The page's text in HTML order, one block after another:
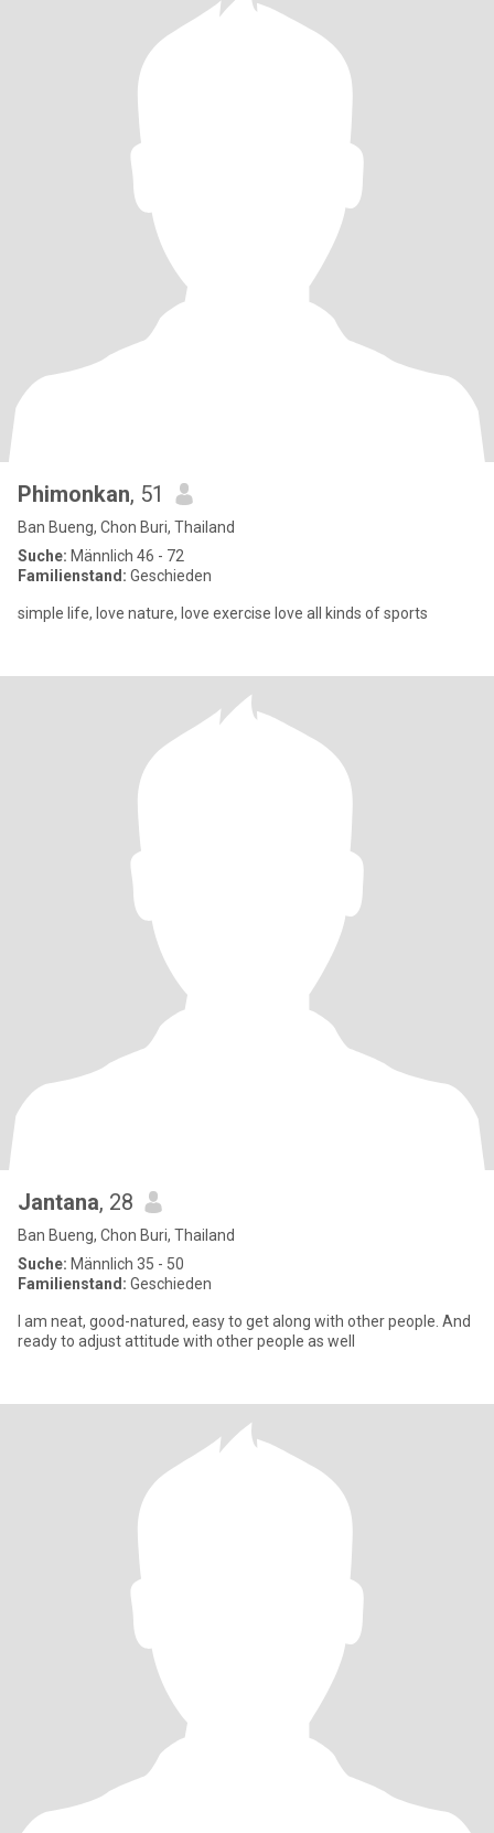
Phimonkan, 51
Ban Bueng, Chon Buri, Thailand
Suche: Männlich 46 - 72
Familienstand: Geschieden
simple life, love nature, love exercise love all kinds of sports
Jantana, 28
Ban Bueng, Chon Buri, Thailand
Suche: Männlich 35 - 50
Familienstand: Geschieden
I am neat, good-natured, easy to get along with other people. And
ready to adjust attitude with other people as well